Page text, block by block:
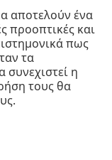
αποτελούν ένα
προοπτικές και
πως
τα
συνεχιστεί η
τους θα